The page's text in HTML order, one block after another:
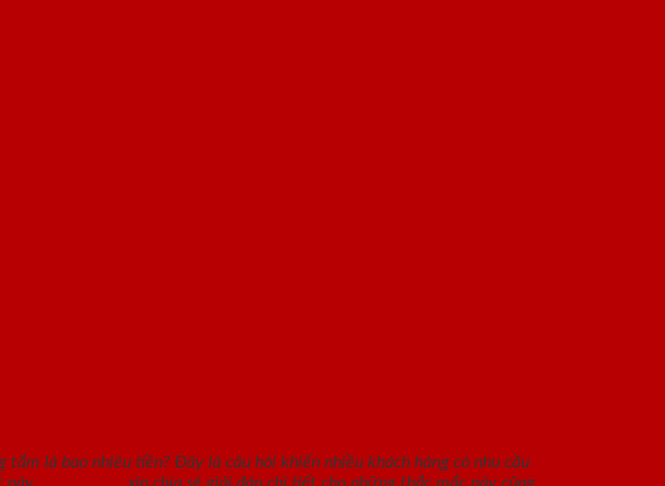
là bao nhiêu tiền? Đây là câu hỏi khiến nhiều khách hàng có nhu cầu